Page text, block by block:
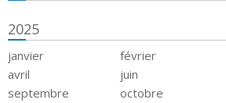
2025
janvier février
avril
juin
septembre
octobre